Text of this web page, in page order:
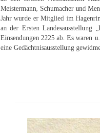
Meistermann, Schumacher und
Jahr wurde er Mitglied im
an der Ersten Landesausstellung
Einsendungen 2225 ab. Es waren
eine Gedächtnisausstellung